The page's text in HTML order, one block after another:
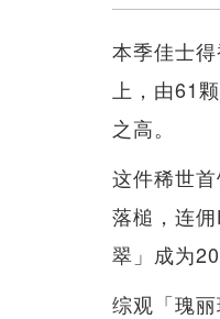
本季佳士
上，由61
之高。
这件稀世
落槌，连
翠」成为
综观「瑰